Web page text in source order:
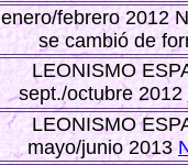
enero/febrero 2012
se cambió de
LEONISMO
sept./octubre 2012
LEONISMO
mayo/junio 2013